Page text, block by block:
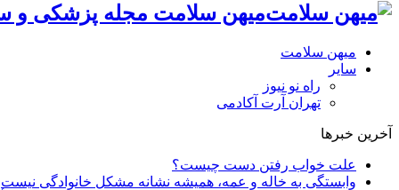
میهن سلامت مجله پزشکی و
میهن سلامت
سایر
راه نو نیوز
تهران آرت آکادمی
آخرین خبرها
علت خواب رفتن دست چیست؟
وابستگی به خاله و عمه، همیشه نشانه مشکل خانوادگی نیست